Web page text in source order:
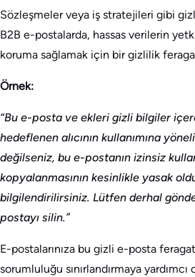
Sözleşmeler veya iş stratejileri gibi
B2B e-postalarda, hassas verilerin
koruma sağlamak için bir gizlilik
Örnek:
“Bu e-posta ve ekleri gizli bilgiler
hedeflenen alıcının kullanımına
değilseniz, bu e-postanın izinsiz
kopyalanmasının kesinlikle yasak
bilgilendirilirsiniz. Lütfen derhal
postayı silin.”
E-postalarınıza bu gizli e-posta
sorumluluğu sınırlandırmaya